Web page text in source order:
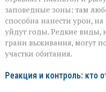
заповедные зоны: там
способна нанести урон,
уйдут годы. Редкие виды,
грани выживания, могут
участки обитания.
Реакция и контроль: кто